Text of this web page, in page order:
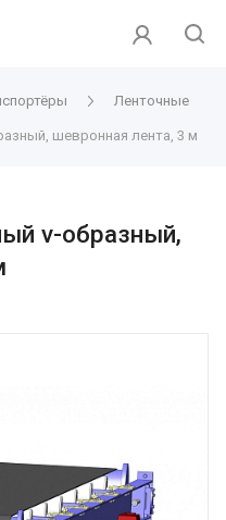
Ленточные
шевронная лента, 3 м
v-образный,